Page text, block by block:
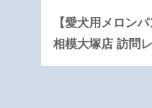
【愛犬用メロン
相模大塚店 訪問